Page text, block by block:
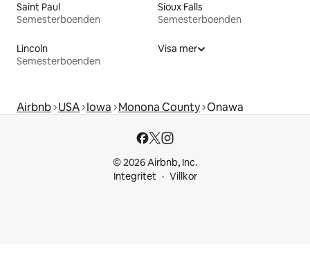
Saint Paul
Semesterboenden
Sioux Falls
Semesterboenden
Lincoln
Semesterboenden
Visa mer
Airbnb USA Iowa Monona County Onawa
© 2026 Airbnb, Inc.
Integritet
Villkor